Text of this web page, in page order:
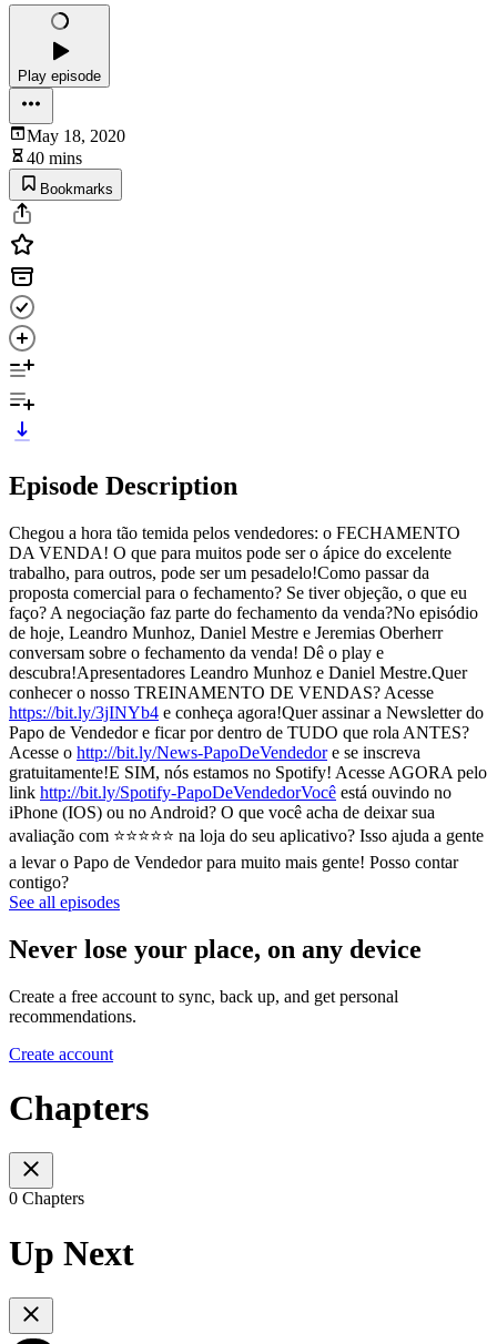
Play episode
May 18, 2020
40 mins
Bookmarks
Episode Description
Chegou a hora tão temida pelos vendedores: o FECHAMENTO
DA VENDA! O que para muitos pode ser o ápice do excelente
trabalho, para outros, pode ser um pesadelo!Como passar da
proposta comercial para o fechamento? Se tiver objeção, o que eu
faço? A negociação faz parte do fechamento da venda?No episódio
de hoje, Leandro Munhoz, Daniel Mestre e Jeremias Oberherr
conversam sobre o fechamento da venda! Dê o play e
descubra!Apresentadores Leandro Munhoz e Daniel Mestre.Quer
conhecer o nosso TREINAMENTO DE VENDAS? Acesse
https://bit.ly/3jINYb4 e conheça agora!Quer assinar a Newsletter do
Papo de Vendedor e ficar por dentro de TUDO que rola ANTES?
Acesse o http://bit.ly/News-PapoDeVendedore se inscreva
gratuitamente!E SIM, nós estamos no Spotify! Acesse AGORA pelo
link http://bit.ly/Spotify-PapoDeVendedorVocê está ouvindo no
iPhone (IOS) ou no Android? O que você acha de deixar sua
avaliação com ⭐⭐⭐⭐⭐ na loja do seu aplicativo? Isso ajuda a gente
a levar o Papo de Vendedor para muito mais gente! Posso contar
contigo?
See all episodes
Never lose your place, on any device
Create a free account to sync, back up, and get personal
recommendations.
Create account
Chapters
0 Chapters
Up Next